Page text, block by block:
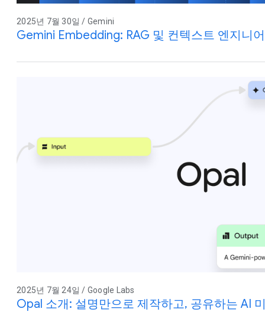
2025년 7월 30일 / Gemini
Gemini Embedding: RAG 및 컨텍스트 엔지니
2025년 7월 24일 / Google Labs
Opal 소개: 설명만으로 제작하고, 공유하는 AI